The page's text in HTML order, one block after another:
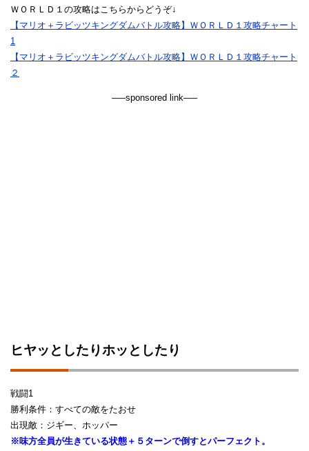
ＷＯＲＬＤ１の攻略はこちらからどうぞ↓
【マリオ＋ラビッツキングダムバトル攻略】ＷＯＲＬＤ１攻略チャート
1
【マリオ＋ラビッツキングダムバトル攻略】ＷＯＲＬＤ１攻略チャート
２
—–sponsored link—–
ヒヤッとしたりホッとしたり
戦闘1
勝利条件：すべての敵をたおせ
出現敵：ジギー、ホッパー
※味方全員が生きている状態＋５ターンで倒すとパーフェクト。